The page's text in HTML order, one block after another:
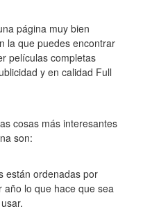
página muy bien
la que puedes encontrar
películas completas
y en calidad Full
cosas más interesantes
son:
están ordenadas por
año lo que hace que sea